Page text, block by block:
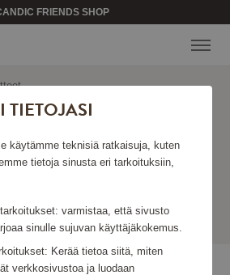
FRIENDS SHOP
Lajittele
käytämme teknisiä ratkaisuja, kuten
tietoja sinusta eri tarkoituksiin,
varmistaa, että sivusto
sinulle sujuvan käyttäjäkokemus.
Kerää tietoa siitä, miten
verkkosivustoa ja luodaan